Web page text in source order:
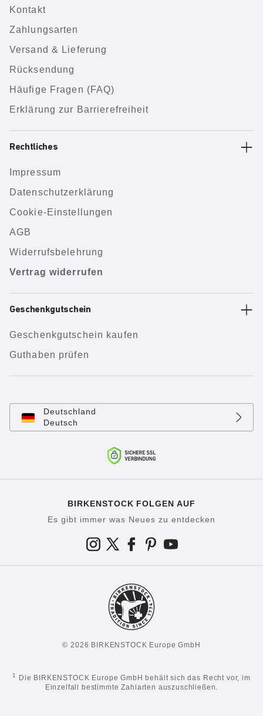
Kontakt
Zahlungsarten
Versand & Lieferung
Rücksendung
Häufige Fragen (FAQ)
Erklärung zur Barrierefreiheit
Rechtliches
Impressum
Datenschutzerklärung
Cookie-Einstellungen
AGB
Widerrufsbelehrung
Vertrag widerrufen
Geschenkgutschein
Geschenkgutschein kaufen
Guthaben prüfen
Deutschland
Deutsch
BIRKENSTOCK FOLGEN AUF
Es gibt immer was Neues zu entdecken
© 2026 BIRKENSTOCK Europe GmbH
1
Die BIRKENSTOCK Europe GmbH behält sich das Recht vor, im
Einzelfall bestimmte Zahlarten auszuschließen.